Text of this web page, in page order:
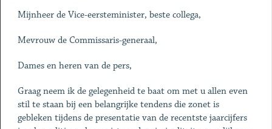
Mijnheer de Vice-eersteminister, beste collega,
Mevrouw de Commissaris-generaal,
Dames en heren van de pers,
Graag neem ik de gelegenheid te baat om met u allen even
stil te staan bij een belangrijke tendens die zonet is
gebleken tijdens de presentatie van de recentste jaarcijfers